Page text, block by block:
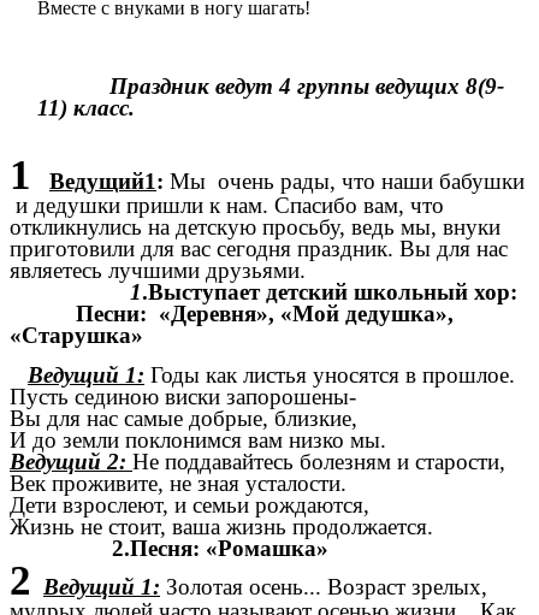
Вместе с внуками в ногу шагать!
Праздник ведут 4 группы ведущих 8(9-
11) класс.
1 Ведущий1: Мы очень рады, что наши бабушки
и дедушки пришли к нам. Спасибо вам, что
откликнулись на детскую просьбу, ведь мы, внуки
приготовили для вас сегодня праздник. Вы для нас
являетесь лучшими друзьями.
1.Выступает детский школьный хор:
Песни: «Деревня», «Мой дедушка»,
«Старушка»
Ведущий 1: Годы как листья уносятся в прошлое.
Пусть сединою виски запорошены-
Вы для нас самые добрые, близкие,
И до земли поклонимся вам низко мы.
Ведущий 2: Не поддавайтесь болезням и старости,
Век проживите, не зная усталости.
Дети взрослеют, и семьи рождаются,
Жизнь не стоит, ваша жизнь продолжается.
2.Песня: «Ромашка»
2 Ведущий 1: Золотая осень... Возраст зрелых,